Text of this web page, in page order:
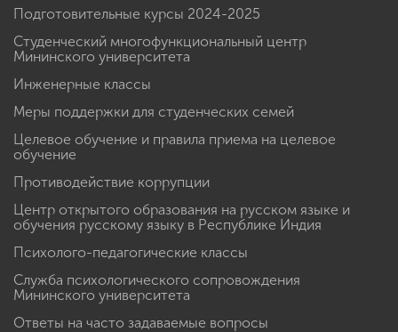
Подготовительные курсы 2024-2025
Студенческий многофункциональный центр
Мининского университета
Инженерные классы
Меры поддержки для студенческих семей
Целевое обучение и правила приема на целевое
обучение
Противодействие коррупции
Центр открытого образования на русском языке и
обучения русскому языку в Республике Индия
Психолого-педагогические классы
Служба психологического сопровождения
Мининского университета
Ответы на часто задаваемые вопросы